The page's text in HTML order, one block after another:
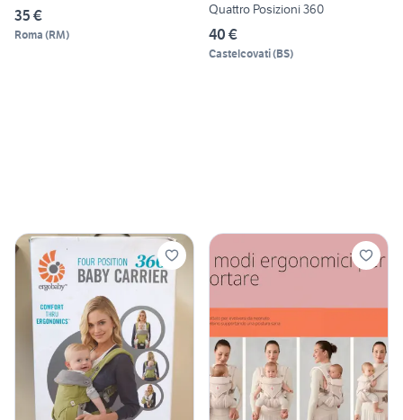
35 €
Roma (RM)
Quattro Posizioni 360
40 €
Castelcovati(BS)